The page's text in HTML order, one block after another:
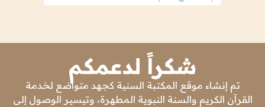
شكراً لدعمكم
تم إنشاء موقع المكتبة السنية كجهد متواضع لخدمة
القرآن الكريم والسنة النبوية المطهرة، وتيسير الوصول إلى